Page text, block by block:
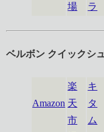
場
ラ
ベルボン クイックシ
Amazon
楽
天
市
キ
タ
ム